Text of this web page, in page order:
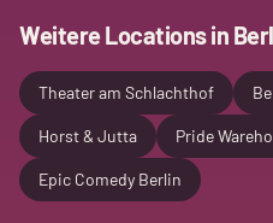
Weitere Locations in
Theater am Schlachthof
Horst & Jutta Pride
Epic Comedy Berlin